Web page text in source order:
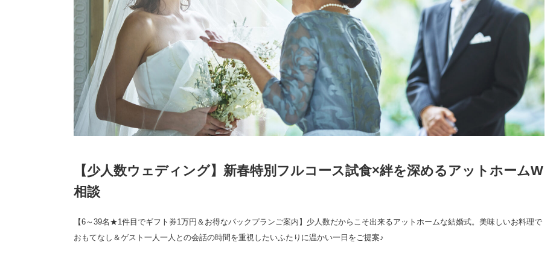
【少人数ウェディング】新春特別フルコース試食×絆を深めるアットホームW
相談
【6～39名★1件目でギフト券1万円＆お得なパックプランご案内】少人数だからこそ出来るアットホームな結婚式。美味しいお料理で
おもてなし＆ゲスト一人一人との会話の時間を重視したいふたりに温かい一日をご提案♪